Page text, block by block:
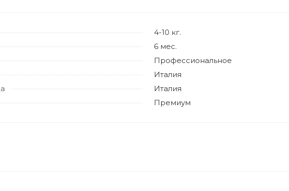
4-10 кг.
6 мес.
Профессиональное
Италия
Италия
Премиум